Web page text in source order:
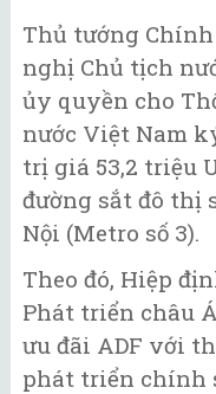
Thủ tướng
nghị Chủ tịch
ủy quyền cho
nước Việt Nam
trị giá 53,2 triệu
đường sắt đô thị
Nội (Metro số 3).
Theo đó, Hiệp
Phát triển châu
ưu đãi ADF với
phát triển chính